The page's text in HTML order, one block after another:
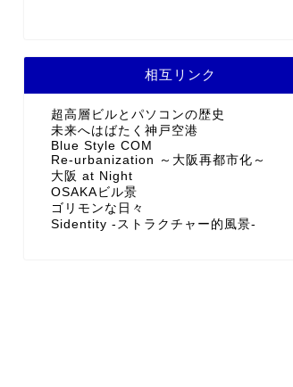
相互リンク
超高層ビルとパソコンの歴史
未来へはばたく神戸空港
Blue Style COM
Re-urbanization ～大阪再都市化～
大阪 at Night
OSAKAビル景
ゴリモンな日々
Sidentity -ストラクチャー的風景-